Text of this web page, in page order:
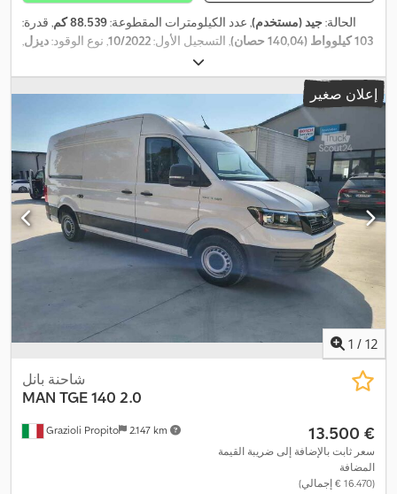
الحالة:جيد (مستخدم), عدد الكيلومترات المقطوعة:88.539 كم
, قدرة:
103 كيلوواط (140,04 حصان)
, التسجيل الأول:10/2022, نوع الوقود:ديزل,
, تكوين المحور:
وقود:ديزل, لون:أبيض, كابينة السائق:كابينة نهارية, نوع التروس:
ميكانيكي, عدد التروس:6, فئة الانبعاثات:يورو 6 , تعليق:آخر, عدد المقاعد:
, الطول الكلي:6.060 مم , العرض الكلي:2.040 مم
2.640 مم
, طول مساحة التحميل:3.450 مم
, عرض مساحة التحميل:
1.830 مم
, ارتفاع مساحة التحميل:1.960 مم , سنة الصنع: 2022
, معدات:
Apple CarPlay, بلوتوث, تكييف الهواء, تنظيم النوافذ الكهربائي, قفل
مركزي, مثبت السرعة, مرآة كهربائية, نظام التحكم في الجر, نظام
الفرامل المانعة للانغلاق (ABS)
إعلان صغير
1 / 12
Grazioli Propito 2.147 km
شاحنة بانل
MAN TGE 140 2.0
‏13.500 €
سعر ثابت بالإضافة إلى ضريبة القيمة
المضافة
(‏16.470 € إجمالي)